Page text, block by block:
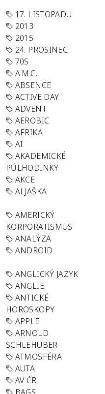
17. LISTOPADU
2013
2015
24. PROSINEC
70S
A.M.C.
ABSENCE
ACTIVE DAY
ADVENT
AEROBIC
AFRIKA
AI
AKADEMICKÉ
PŮLHODINKY
AKCE
ALJAŠKA
AMERICKÝ
KORPORATISMUS
ANALÝZA
ANDROID
ANGLICKÝ JAZYK
ANGLIE
ANTICKÉ
HOROSKOPY
APPLE
ARNOLD
SCHLEHUBER
ATMOSFÉRA
AUTA
AV ČR